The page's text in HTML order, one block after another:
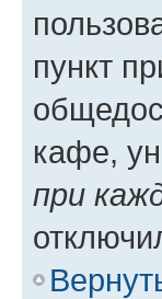
пункт
кафе,
при